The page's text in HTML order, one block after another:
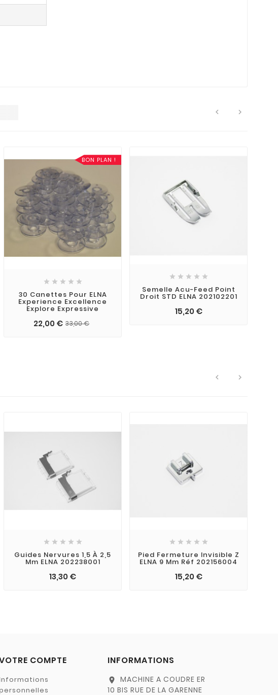
 
BON PLAN !
    
30 Canettes Pour ELNA
Experience Excellence
Explore Expressive
22,00 € 33,00 €
    
Semelle Acu-Feed Point
Droit STD ELNA 202102201
15,20 €
 
    
Guides Nervures 1,5 À 2,5
Mm ELNA 202238001
13,30 €
    
Pied Fermeture Invisible Z
ELNA 9 Mm Réf 202156004
15,20 €
COMPTE INFORMATIONS
location_on
MACHINE A COUDRE ER
10 BIS RUE DE LA GARENNE